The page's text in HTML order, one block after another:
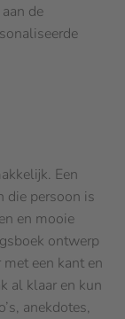
de
Een
die persoon is
en mooie
ontwerp
een kant en
al klaar en kun
anekdotes,